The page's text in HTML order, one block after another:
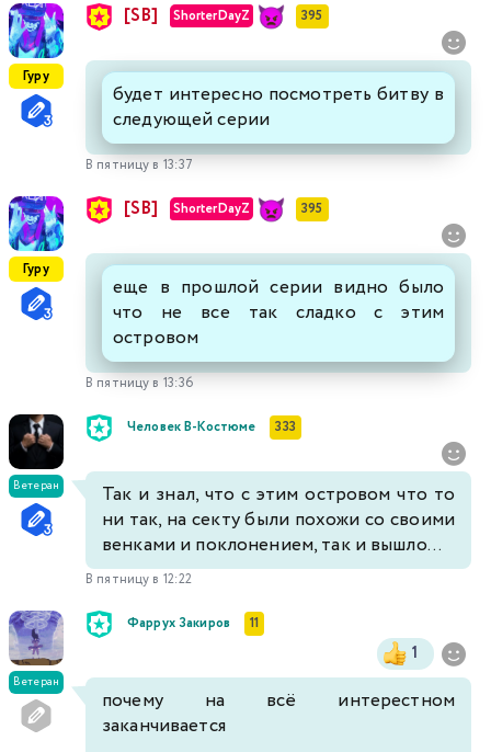
Гуру
[SB] ShorterDayZ 395
будет интересно посмотреть битву в
следующей серии
В пятницу в 13:37
Гуру
[SB] ShorterDayZ 395
еще в прошлой серии видно было
что не все так сладко с этим
островом
В пятницу в 13:36
Ветеран
Человек В-Костюме 333
Так и знал, что с этим островом что то
ни так, на секту были похожи со своими
венками и поклонением, так и вышло...
В пятницу в 12:22
Ветеран
Фаррух Закиров 11
1
почему на всё интерестном
заканчивается